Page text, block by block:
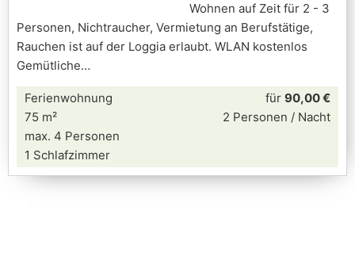
Wohnen auf Zeit für 2 - 3
Personen, Nichtraucher, Vermietung an Berufstätige,
Rauchen ist auf der Loggia erlaubt. WLAN kostenlos
Gemütliche
Ferienwohnung
75 m²
max. 4 Personen
1 Schlafzimmer
für 90,00 €
2 Personen / Nacht